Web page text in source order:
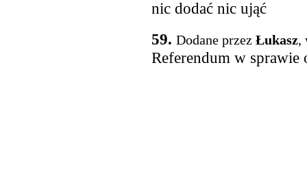
nic dodać nic ująć
59. Dodane przez Łukasz,
Referendum w sprawie